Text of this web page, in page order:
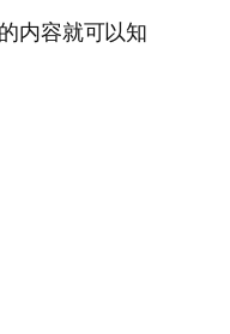
内容就可以知